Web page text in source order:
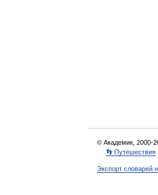
© Академик, 2000-
👣 Путешествия
Экспорт словарей